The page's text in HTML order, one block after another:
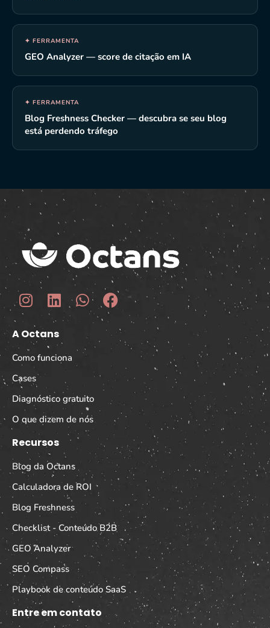
A Octans
Como funciona
Cases
Diagnóstico gratuito
O que dizem de nós
Recursos
Blog da Octans
Calculadora de ROI
Blog Freshness
Checklist - Conteúdo B2B
GEO Analyzer
SEO Compass
Playbook de conteúdo SaaS
Entre em contato